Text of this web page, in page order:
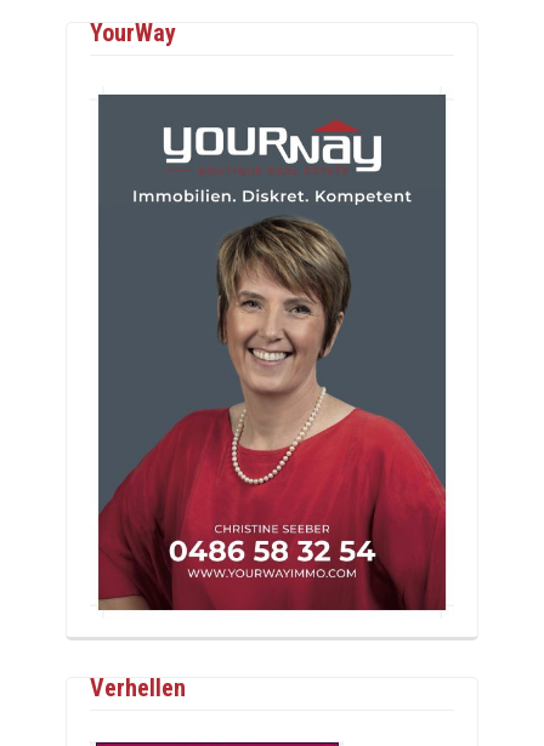
YourWay
Verhellen